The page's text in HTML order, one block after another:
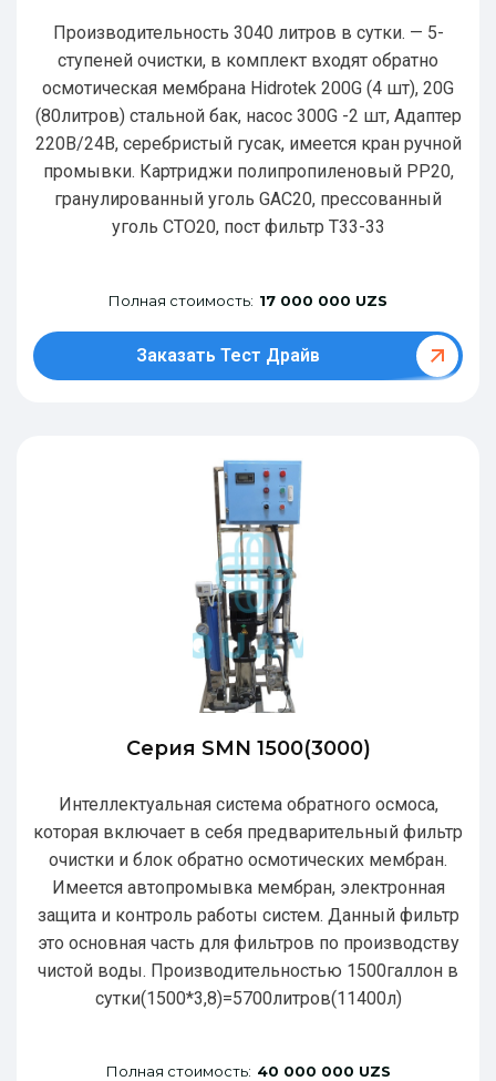
Производительность 3040 литров в сутки. — 5-
ступеней очистки, в комплект входят обратно
осмотическая мембрана Hidrotek 200G (4 шт), 20G
(80литров) стальной бак, насос 300G -2 шт, Адаптер
220В/24В, серебристый гусак, имеется кран ручной
промывки. Картриджи полипропиленовый РР20,
гранулированный уголь GAC20, прессованный
уголь CTO20, пост фильтр T33-33
Полная стоимость: 17 000 000 UZS
Заказать Тест Драйв
Серия SMN 1500(3000)
Интеллектуальная система обратного осмоса,
которая включает в себя предварительный фильтр
очистки и блок обратно осмотических мембран.
Имеется автопромывка мембран, электронная
защита и контроль работы систем. Данный фильтр
это основная часть для фильтров по производству
чистой воды. Производительностью 1500галлон в
сутки(1500*3,8)=5700литров(11400л)
Полная стоимость: 40 000 000 UZS